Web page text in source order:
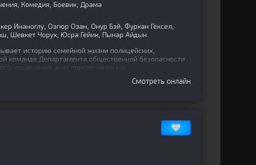
Комедия, Боевик, Драма
Инаноглу, Озгюр Озан, Онур Бэй, Фуркан Гёксел,
Шевкет Чорух, Юсра Гейик, Пынар Айдын
историю семейной жизни полицейских,
команде Департамента общественной безопасности
управления, и их приключения на
Смотреть онлайн